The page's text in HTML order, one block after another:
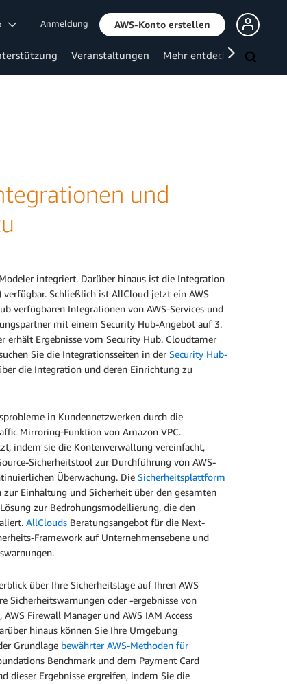
Anmeldung AWS-Konto erstellen
Veranstaltungen Mehr entdecken
und
integriert. Darüber hinaus ist die Integration
Schließlich ist AllCloud jetzt ein AWS
verfügbaren Integrationen von AWS-Services und
mit einem Security Hub-Angebot auf 3.
erhält Ergebnisse vom Security Hub. Cloudtamer
Sie die Integrationsseiten in der Security Hub-
die Integration und deren Einrichtung zu
in Kundennetzwerken durch die
Mirroring-Funktion von Amazon VPC.
indem sie die Kontenverwaltung vereinfacht,
Sicherheitstool zur Durchführung von AWS-
Überwachung. Die Sicherheitsplattform
Einhaltung und Sicherheit über den gesamten
zur Bedrohungsmodellierung, die den
AllClouds Beratungsangebot für die Next-
Framework auf Unternehmensebene und
über Ihre Sicherheitslage auf Ihren AWS
Sicherheitswarnungen oder -ergebnisse von
Firewall Manager und AWS IAM Access
hinaus können Sie Ihre Umgebung
Grundlage bewährter AWS-Methoden für
Benchmark und dem Payment Card
dieser Ergebnisse ergreifen, indem Sie die